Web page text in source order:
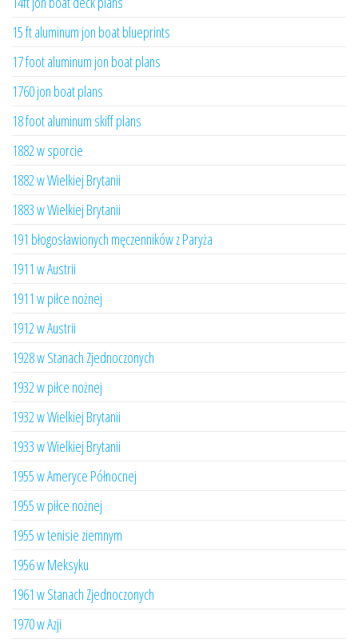
15 ft aluminum jon boat blueprints
17 foot aluminum jon boat plans
1760 jon boat plans
18 foot aluminum skiff plans
1882 w sporcie
1882 w Wielkiej Brytanii
1883 w Wielkiej Brytanii
191 błogosławionych męczenników z Paryża
1911 w Austrii
1911 w piłce nożnej
1912 w Austrii
1928 w Stanach Zjednoczonych
1932 w piłce nożnej
1932 w Wielkiej Brytanii
1933 w Wielkiej Brytanii
1955 w Ameryce Północnej
1955 w piłce nożnej
1955 w tenisie ziemnym
1956 w Meksyku
1961 w Stanach Zjednoczonych
1970 w Azji